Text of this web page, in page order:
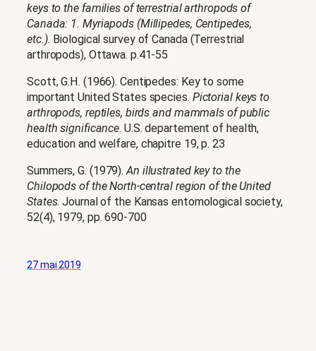
keys to the families of terrestrial arthropods of
Canada: 1. Myriapods (Millipedes, Centipedes,
etc.). Biological survey of Canada (Terrestrial
arthropods), Ottawa. p.41-55
Scott, G.H. (1966). Centipedes: Key to some
important United States species. Pictorial keys to
arthropods, reptiles, birds and mammals of public
health significance. U.S. departement of health,
education and welfare, chapitre 19, p. 23
Summers, G. (1979).An illustrated key to the
Chilopods of the North-central region of the United
States. Journal of the Kansas entomological society,
52(4), 1979, pp. 690-700
27 mai 2019